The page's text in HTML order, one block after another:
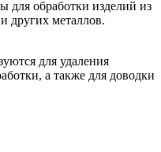
для обработки изделий из
других металлов.
для удаления
а также для доводки